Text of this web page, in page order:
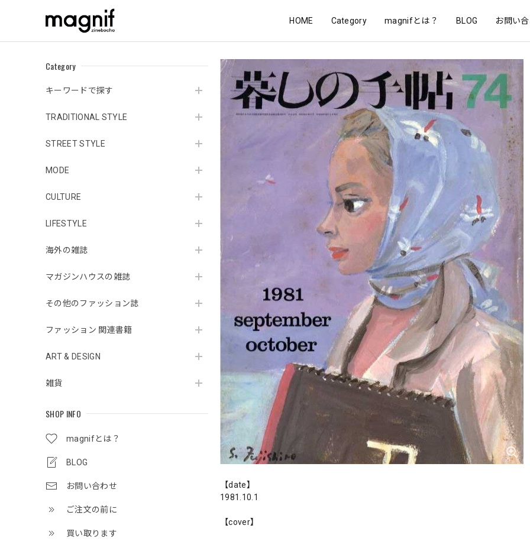
HOME Category magnifとは？ BLOG お問い
Category
キーワードで探す
TRADITIONAL STYLE
STREET STYLE
MODE
CULTURE
LIFESTYLE
海外の雑誌
マガジンハウスの雑誌
その他のファッション誌
ファッション 関連書籍
ART & DESIGN
雑貨
SHOP INFO
magnifとは？
BLOG
お問い合わせ
ご注文の前に
買い取ります
【date】
1981.10.1
【cover】